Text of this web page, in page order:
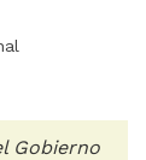
Gobierno